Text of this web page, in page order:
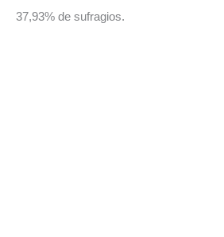
37,93% de sufragios.